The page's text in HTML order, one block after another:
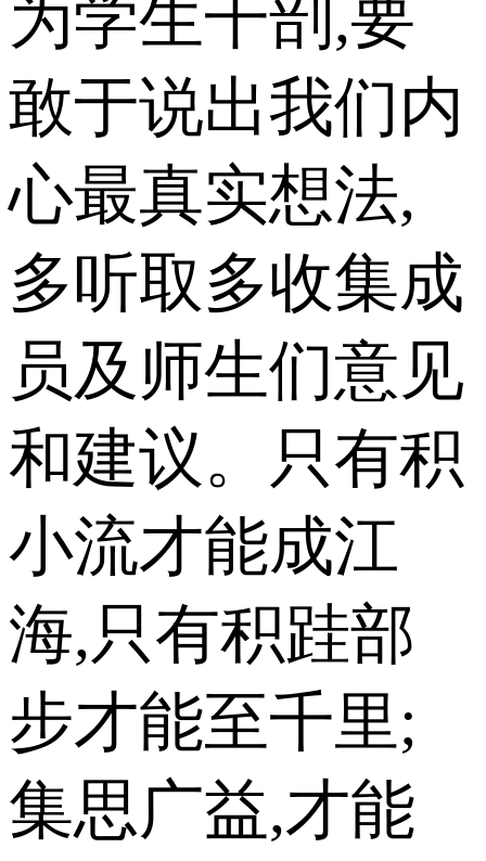
为学生干剖,要
敢于说出我们内
心最真实想法,
多听取多收集成
员及师生们意见
和建议。只有积
小流才能成江
海,只有积跬部
步才能至千里;
集思广益,才能